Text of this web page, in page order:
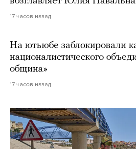
17 часов назад
На ютьюбе заблокировали
националистического
община»
17 часов назад